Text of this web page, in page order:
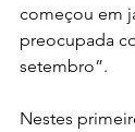
começou em
preocupada
setembro”.
Nestes